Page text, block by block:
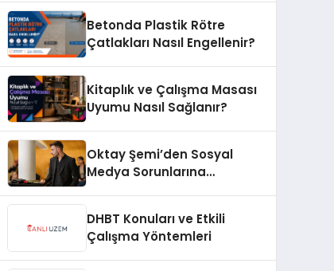
Betonda Plastik Rötre
Çatlakları Nasıl Engellenir?
Kitaplık ve Çalışma Masası
Uyumu Nasıl Sağlanır?
Oktay Şemi’den Sosyal
Medya Sorunlarına
DHBT Konuları ve Etkili
Çalışma Yöntemleri